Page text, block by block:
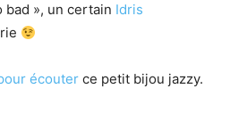
», un certain Idris
écouter ce petit bijou jazzy.